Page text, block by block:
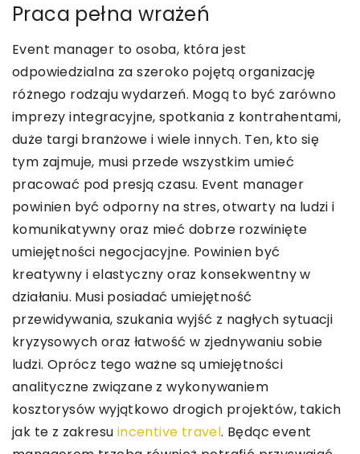
Praca pełna wrażeń
Event manager to osoba, która jest
odpowiedzialna za szeroko pojętą organizację
różnego rodzaju wydarzeń. Mogą to być zarówno
imprezy integracyjne, spotkania z kontrahentami,
duże targi branżowe i wiele innych. Ten, kto się
tym zajmuje, musi przede wszystkim umieć
pracować pod presją czasu. Event manager
powinien być odporny na stres, otwarty na ludzi i
komunikatywny oraz mieć dobrze rozwinięte
umiejętności negocjacyjne. Powinien być
kreatywny i elastyczny oraz konsekwentny w
działaniu. Musi posiadać umiejętność
przewidywania, szukania wyjść z nagłych sytuacji
kryzysowych oraz łatwość w zjednywaniu sobie
ludzi. Oprócz tego ważne są umiejętności
analityczne związane z wykonywaniem
kosztorysów wyjątkowo drogich projektów, takich
jak te z zakresu incentive travel. Będąc event